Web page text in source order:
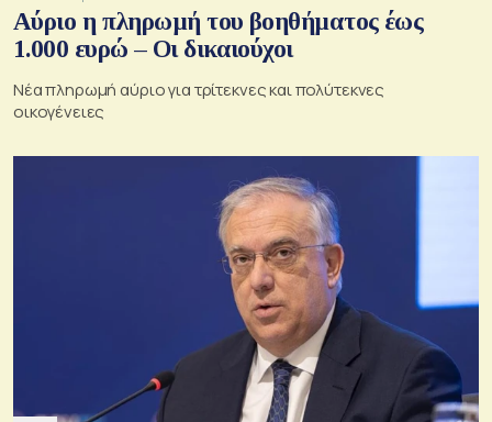
Αύριο η πληρωμή του βοηθήματος έως
1.000 ευρώ – Oι δικαιούχοι
Νέα πληρωμή αύριο για τρίτεκνες και πολύτεκνες
οικογένειες